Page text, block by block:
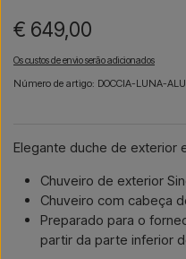
€ 649,00
Os custos de envio serão adicionados
Número de artigo: DOCCIA-LUNA-
Elegante duche de exterior
Chuveiro de exterior
Chuveiro com cabeça
Preparado para o
partir da parte inferior